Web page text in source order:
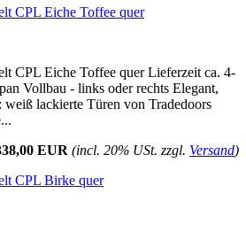
CPL Eiche Toffee quer
CPL Eiche Toffee quer Lieferzeit ca. 4-
Vollbau - links oder rechts Elegant,
weiß lackierte Türen von Tradedoors
EUR (incl. 20% USt. zzgl. Versand)
CPL Birke quer